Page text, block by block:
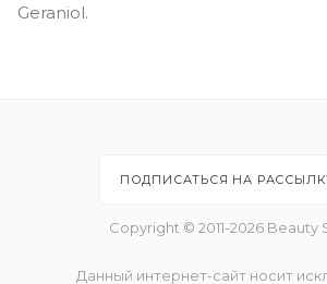
Geraniol.
ПОДПИСАТЬСЯ НА
Copyright © 2011-2026 Beauty
Данный интернет-сайт носит